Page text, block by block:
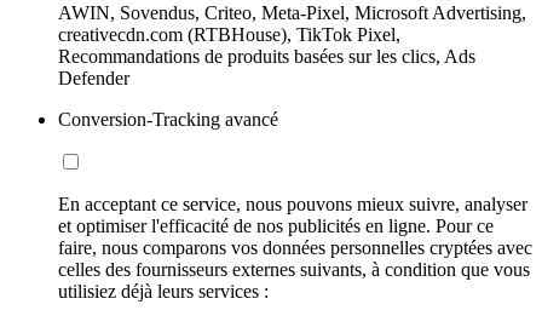
AWIN, Sovendus, Criteo, Meta-Pixel, Microsoft Advertising,
creativecdn.com (RTBHouse), TikTok Pixel,
Recommandations de produits basées sur les clics, Ads
Defender
Conversion-Tracking avancé
En acceptant ce service, nous pouvons mieux suivre, analyser
et optimiser l'efficacité de nos publicités en ligne. Pour ce
faire, nous comparons vos données personnelles cryptées avec
celles des fournisseurs externes suivants, à condition que vous
utilisiez déjà leurs services :